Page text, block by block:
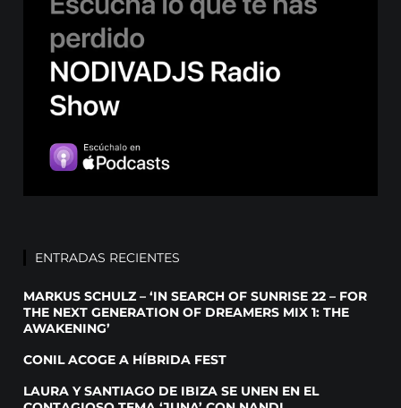
ENTRADAS RECIENTES
MARKUS SCHULZ – ‘IN SEARCH OF SUNRISE 22 – FOR
THE NEXT GENERATION OF DREAMERS MIX 1: THE
AWAKENING’
CONIL ACOGE A HÍBRIDA FEST
LAURA Y SANTIAGO DE IBIZA SE UNEN EN EL